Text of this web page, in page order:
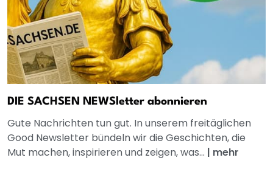
DIE SACHSEN NEWSletter abonnieren
Gute Nachrichten tun gut. In unserem freitäglichen
Good Newsletter bündeln wir die Geschichten, die
Mut machen, inspirieren und zeigen, was... | mehr